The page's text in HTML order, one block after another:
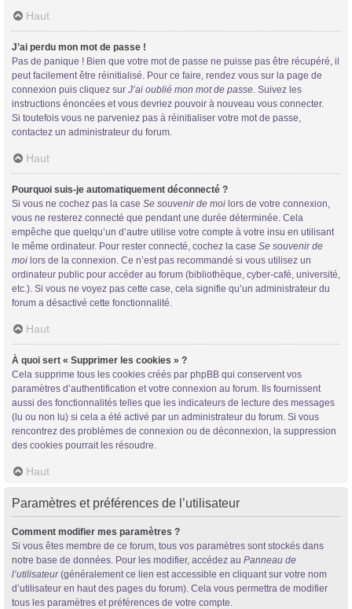
Haut
J’ai perdu mon mot de passe !
Pas de panique ! Bien que votre mot de passe ne puisse pas être récupéré, il
peut facilement être réinitialisé. Pour ce faire, rendez vous sur la page de
connexion puis cliquez sur J’ai oublié mon mot de passe. Suivez les
instructions énoncées et vous devriez pouvoir à nouveau vous connecter.
Si toutefois vous ne parveniez pas à réinitialiser votre mot de passe,
contactez un administrateur du forum.
Haut
Pourquoi suis-je automatiquement déconnecté ?
Si vous ne cochez pas la case Se souvenir de moi lors de votre connexion,
vous ne resterez connecté que pendant une durée déterminée. Cela
empêche que quelqu’un d’autre utilise votre compte à votre insu en utilisant
le même ordinateur. Pour rester connecté, cochez la case Se souvenir de
moi lors de la connexion. Ce n’est pas recommandé si vous utilisez un
ordinateur public pour accéder au forum (bibliothèque, cyber-café, université,
etc.). Si vous ne voyez pas cette case, cela signifie qu’un administrateur du
forum a désactivé cette fonctionnalité.
Haut
À quoi sert « Supprimer les cookies » ?
Cela supprime tous les cookies créés par phpBB qui conservent vos
paramètres d’authentification et votre connexion au forum. Ils fournissent
aussi des fonctionnalités telles que les indicateurs de lecture des messages
(lu ou non lu) si cela a été activé par un administrateur du forum. Si vous
rencontrez des problèmes de connexion ou de déconnexion, la suppression
des cookies pourrait les résoudre.
Haut
Paramètres et préférences de l’utilisateur
Comment modifier mes paramètres ?
Si vous êtes membre de ce forum, tous vos paramètres sont stockés dans
notre base de données. Pour les modifier, accédez au Panneau de
l’utilisateur(généralement ce lien est accessible en cliquant sur votre nom
d’utilisateur en haut des pages du forum). Cela vous permettra de modifier
tous les paramètres et préférences de votre compte.